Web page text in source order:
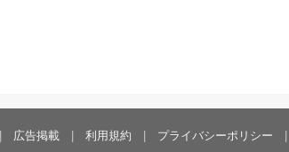
広告掲載 利用規約 プライバシーポリシー